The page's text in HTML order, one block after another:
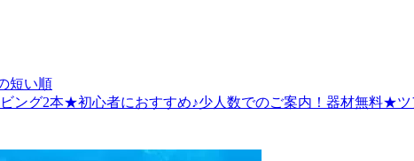
短い順
ング2本★初心者におすすめ♪少人数でのご案内！器材無料★